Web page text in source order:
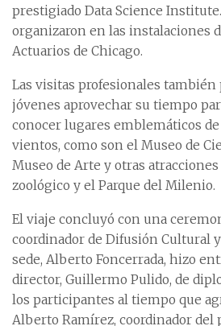
prestigiado Data Science
organizaron en las instalaciones
Actuarios de Chicago.
Las visitas profesionales
jóvenes aprovechar su tiempo
conocer lugares emblemáticos de
vientos, como son el Museo de
Museo de Arte y otras
zoológico y el Parque del Milenio.
El viaje concluyó con una
coordinador de Difusión Cultural
sede, Alberto Foncerrada, hizo
director, Guillermo Pulido, de
los participantes al tiempo que
Alberto Ramírez, coordinador del